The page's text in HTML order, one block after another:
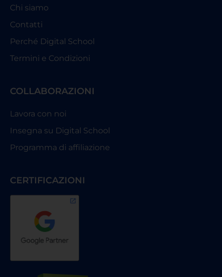
Chi siamo
Contatti
Perché Digital School
Termini e Condizioni
COLLABORAZIONI
Lavora con noi
Insegna su Digital School
Programma di affiliazione
CERTIFICAZIONI